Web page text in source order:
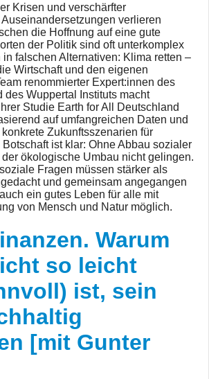
Krisen und verschärfter
verlieren
die Hoffnung auf eine gute
der Politik sind oft unterkomplex
falschen Alternativen: Klima retten –
Wirtschaft und den eigenen
renommierter Expert:innen des
des Wuppertal Instituts macht
Studie Earth for All Deutschland
auf umfangreichen Daten und
Zukunftsszenarien für
ist klar: Ohne Abbau sozialer
ökologische Umbau nicht gelingen.
Fragen müssen stärker als
und gemeinsam angegangen
ein gutes Leben für alle mit
von Mensch und Natur möglich.
Warum
so leicht
ist, sein
[mit Gunter